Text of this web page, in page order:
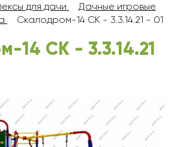
для дачи
Дачные игровые
Скалодром-14 СК - 3.3.14.21 - 01
14 СК - 3.3.14.21